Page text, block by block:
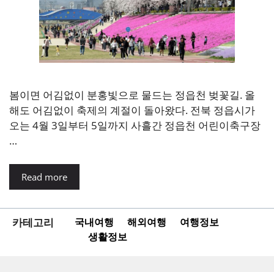
봄이면 어김없이 분홍빛으로 물드는 정읍천 벚꽃길. 올
해도 어김없이 축제의 계절이 돌아왔다. 전북 정읍시가
오는 4월 3일부터 5일까지 사흘간 정읍천 어린이축구장
…
Read more
카테고리 국내여행 해외여행
여행정보
생활정보